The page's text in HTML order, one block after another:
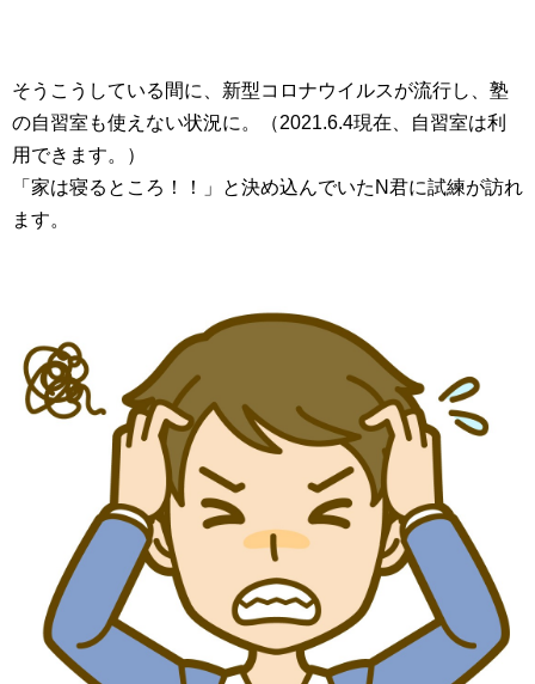
そうこうしている間に、新型コロナウイルスが流行し、塾
の自習室も使えない状況に。（2021.6.4現在、自習室は利
用できます。）
「家は寝るところ！！」と決め込んでいたN君に試練が訪れ
ます。